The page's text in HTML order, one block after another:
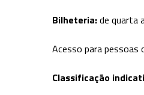
Bilheteria:de quarta
Acesso para pessoas
Classificação